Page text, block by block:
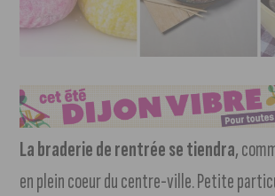
La braderie de rentrée se tiendra,
en plein coeur du centre-ville. Petite